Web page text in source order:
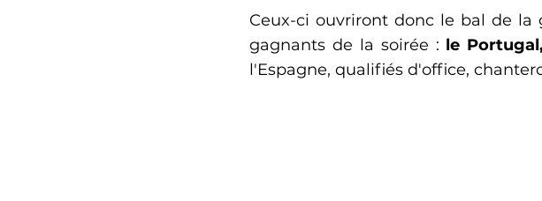
Ceux-ci ouvriront donc le bal de la
gagnants de la soirée : le
l'Espagne, qualifiés d'office,